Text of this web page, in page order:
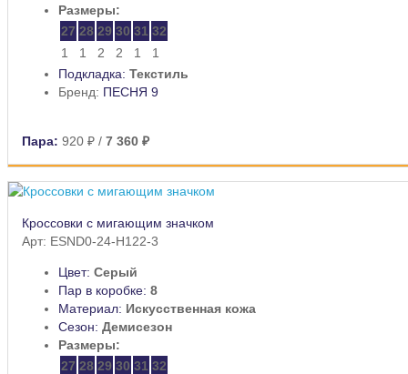
Размеры:
27 28 29 30 31 32
1
1 2 2 1
1
Подкладка: Текстиль
Бренд: ПЕСНЯ 9
Пара: 920 ₽ / 7 360 ₽
Кроссовки с мигающим значком
Арт: ESND0-24-H122-3
Цвет: Серый
Пар в коробке: 8
Материал: Искусственная кожа
Сезон: Демисезон
Размеры:
27 28 29 30 31 32